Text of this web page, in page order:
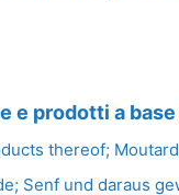
e prodotti a
thereof;
Senf und daraus